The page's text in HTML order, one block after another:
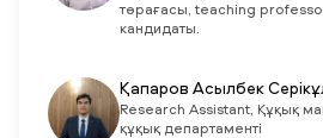
төрағасы, teaching
кандидаты.
Қапаров Асылбек
Research Assistant, Құқық
құқық департаменті